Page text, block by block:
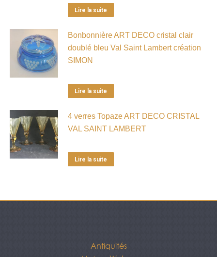
Lire la suite
Bonbonnière ART DECO cristal clair
doublé bleu Val Saint Lambert création
SIMON
Lire la suite
4 verres Topaze ART DECO CRISTAL
VAL SAINT LAMBERT
Lire la suite
Antiquités